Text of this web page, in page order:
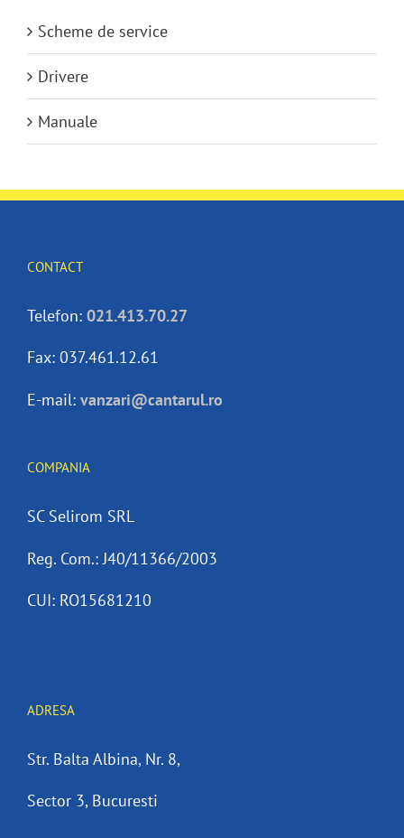
Scheme de service
Drivere
Manuale
CONTACT
Telefon: 021.413.70.27
Fax: 037.461.12.61
E-mail: vanzari@cantarul.ro
COMPANIA
SC Selirom SRL
Reg. Com.: J40/11366/2003
CUI: RO15681210
ADRESA
Str. Balta Albina, Nr. 8,
Sector 3, Bucuresti